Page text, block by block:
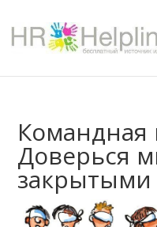
Доверься
закрытыми